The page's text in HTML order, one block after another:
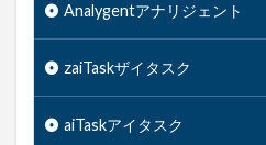
Analygentアナリジェント
zaiTaskザイタスク
aiTaskアイタスク